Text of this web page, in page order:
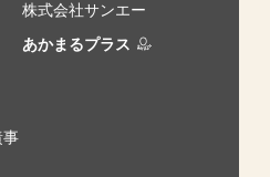
株式会社サンエー
事
あかまるプラス